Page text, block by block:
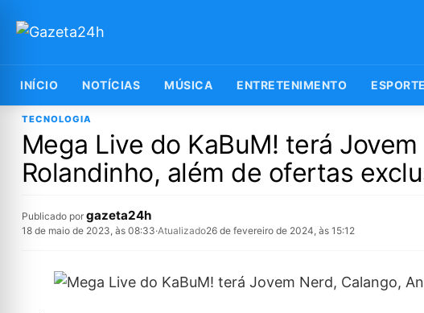
INÍCIO NOTÍCIAS MÚSICA ENTRETENIMENTO
TECNOLOGIA
Mega Live do KaBuM! terá
Rolandinho, além de ofertas
Publicado por gazeta24h
18 de maio de 2023, às 08:33·Atualizado26 de fevereiro de 2024, às 15:12